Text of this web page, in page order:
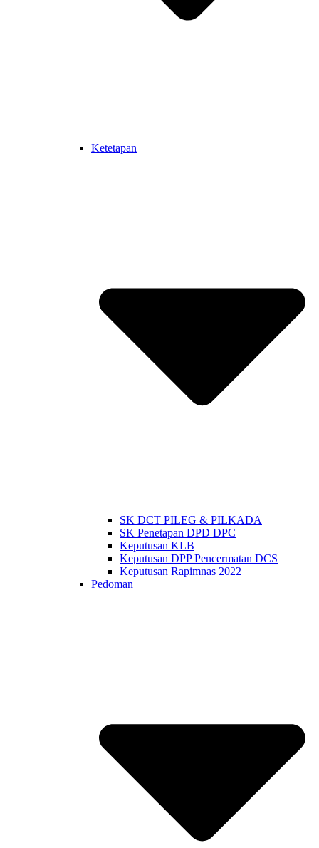
Ketetapan
SK DCT PILEG & PILKADA
SK Penetapan DPD DPC
Keputusan KLB
Keputusan DPP Pencermatan DCS
Keputusan Rapimnas 2022
Pedoman